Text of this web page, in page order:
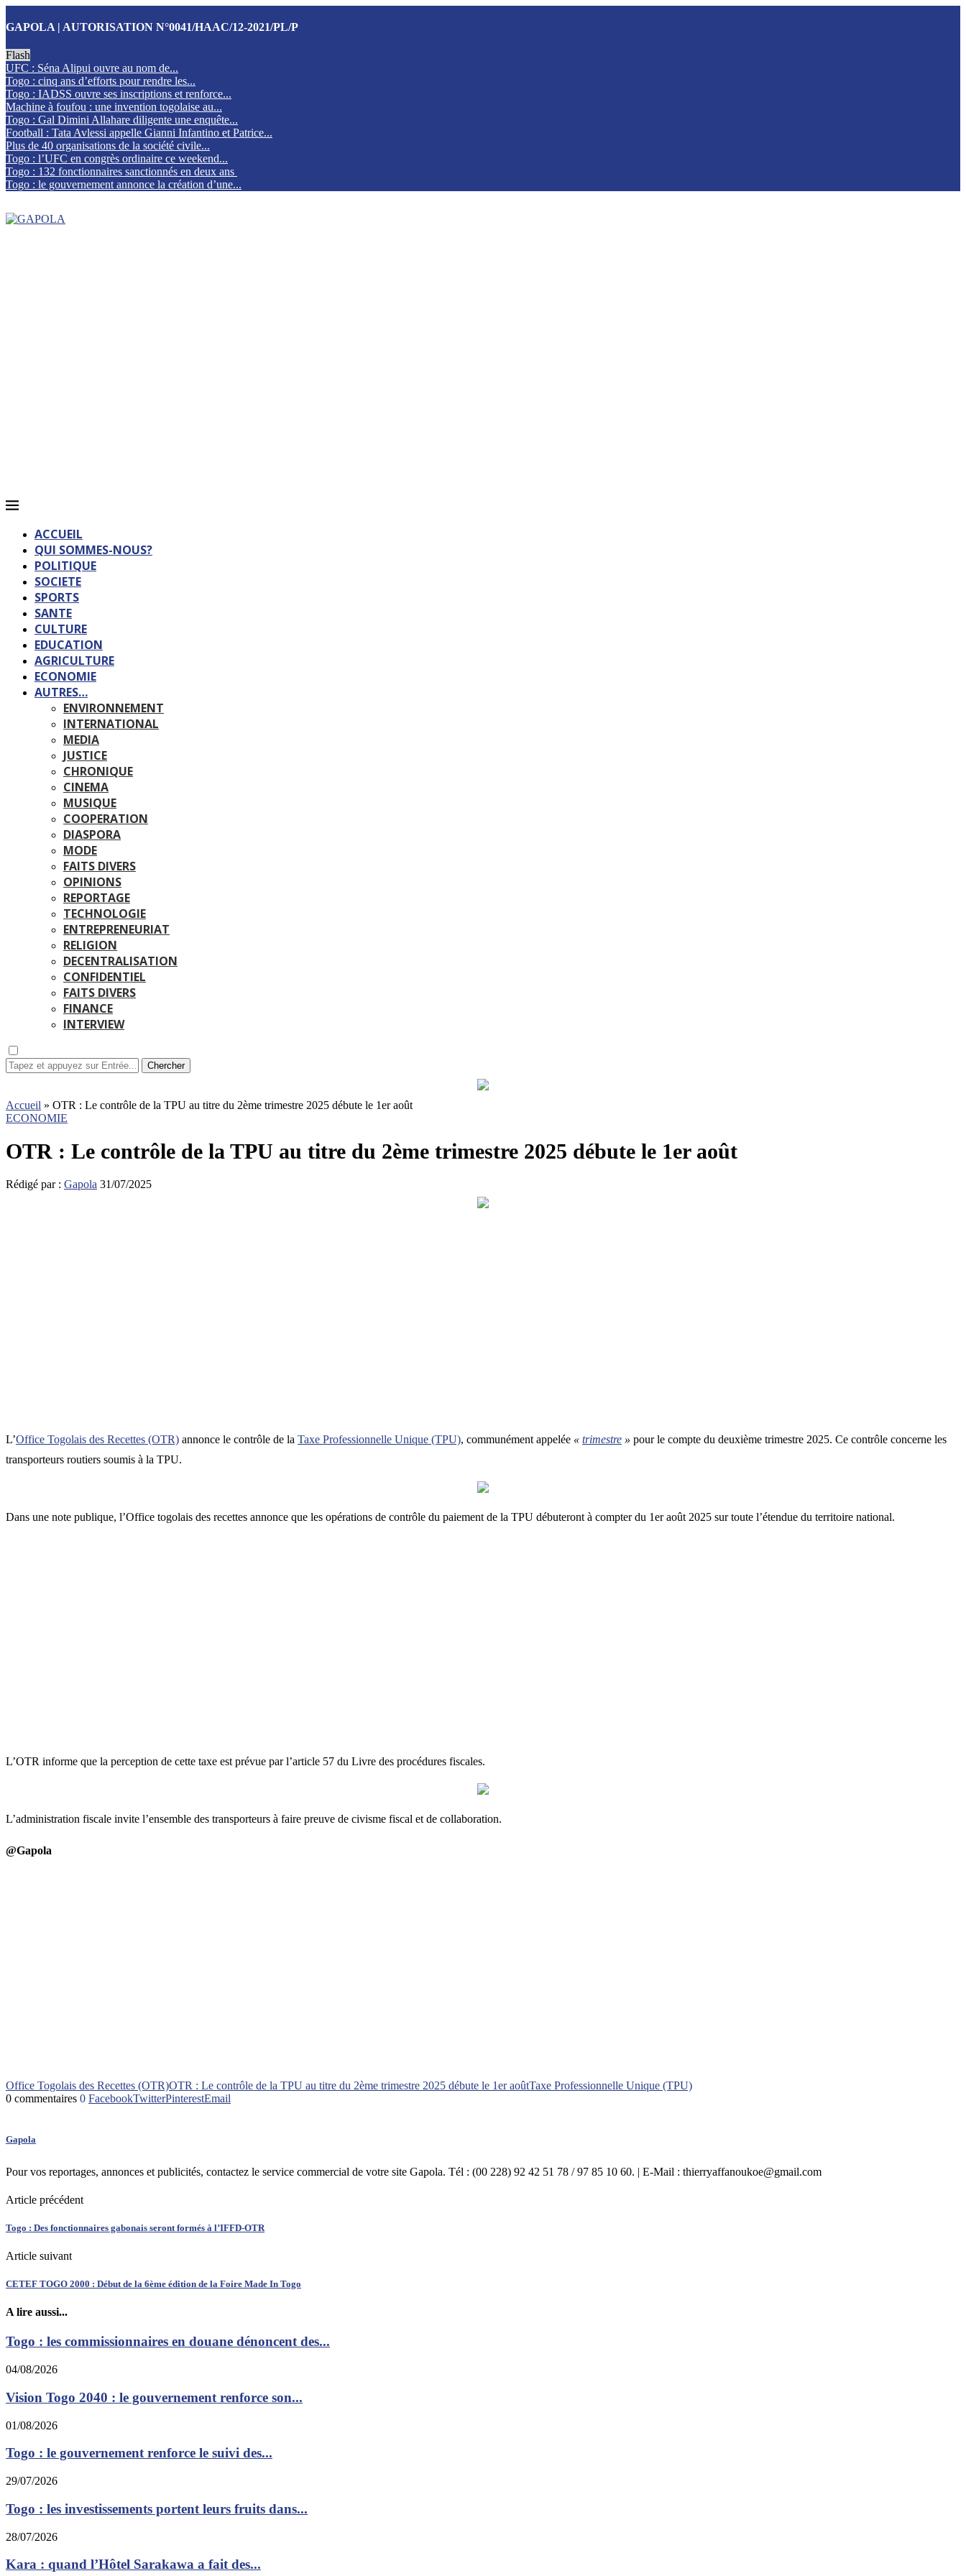
GAPOLA | AUTORISATION N°0041/HAAC/12-2021/PL/P
Flash
UFC : Séna Alipui ouvre au nom de...
Togo : cinq ans d’efforts pour rendre les...
Togo : IADSS ouvre ses inscriptions et renforce...
Machine à foufou : une invention togolaise au...
Togo : Gal Dimini Allahare diligente une enquête...
Football : Tata Avlessi appelle Gianni Infantino et Patrice...
Plus de 40 organisations de la société civile...
Togo : l’UFC en congrès ordinaire ce weekend...
Togo : 132 fonctionnaires sanctionnés en deux ans
Togo : le gouvernement annonce la création d’une...
ACCUEIL
QUI SOMMES-NOUS?
POLITIQUE
SOCIETE
SPORTS
SANTE
CULTURE
EDUCATION
AGRICULTURE
ECONOMIE
AUTRES…
ENVIRONNEMENT
INTERNATIONAL
MEDIA
JUSTICE
CHRONIQUE
CINEMA
MUSIQUE
COOPERATION
DIASPORA
MODE
FAITS DIVERS
OPINIONS
REPORTAGE
TECHNOLOGIE
ENTREPRENEURIAT
RELIGION
DECENTRALISATION
CONFIDENTIEL
FAITS DIVERS
FINANCE
INTERVIEW
Chercher
Accueil » OTR : Le contrôle de la TPU au titre du 2ème trimestre 2025 débute le 1er août
ECONOMIE
OTR : Le contrôle de la TPU au titre du 2ème trimestre 2025 débute le 1er août
Rédigé par : Gapola 31/07/2025
L’Office Togolais des Recettes (OTR) annonce le contrôle de la Taxe Professionnelle Unique (TPU), communément appelée « trimestre » pour le compte du deuxième trimestre 2025. Ce contrôle concerne les
transporteurs routiers soumis à la TPU.
Dans une note publique, l’Office togolais des recettes annonce que les opérations de contrôle du paiement de la TPU débuteront à compter du 1er août 2025 sur toute l’étendue du territoire national.
L’OTR informe que la perception de cette taxe est prévue par l’article 57 du Livre des procédures fiscales.
L’administration fiscale invite l’ensemble des transporteurs à faire preuve de civisme fiscal et de collaboration.
@Gapola
Office Togolais des Recettes (OTR)OTR : Le contrôle de la TPU au titre du 2ème trimestre 2025 débute le 1er aoûtTaxe Professionnelle Unique (TPU)
0 commentaires 0 FacebookTwitterPinterestEmail
Gapola
Pour vos reportages, annonces et publicités, contactez le service commercial de votre site Gapola. Tél : (00 228) 92 42 51 78 / 97 85 10 60. | E-Mail : thierryaffanoukoe@gmail.com
Article précédent
Togo : Des fonctionnaires gabonais seront formés à l’IFFD-OTR
Article suivant
CETEF TOGO 2000 : Début de la 6ème édition de la Foire Made In Togo
A lire aussi...
Togo : les commissionnaires en douane dénoncent des...
04/08/2026
Vision Togo 2040 : le gouvernement renforce son...
01/08/2026
Togo : le gouvernement renforce le suivi des...
29/07/2026
Togo : les investissements portent leurs fruits dans...
28/07/2026
Kara : quand l’Hôtel Sarakawa a fait des...